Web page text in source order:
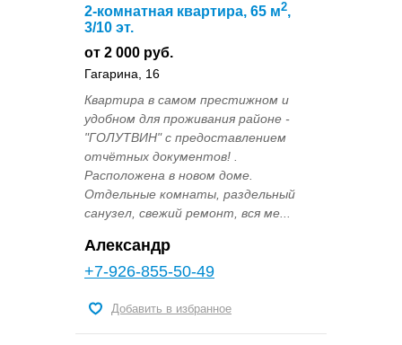
2-комнатная квартира, 65 м2,
3/10 эт.
от 2 000 руб.
Гагарина, 16
Квартира в самом престижном и
удобном для проживания районе -
"ГОЛУТВИН" с предоставлением
отчётных документов! .
Расположена в новом доме.
Отдельные комнаты, раздельный
санузел, свежий ремонт, вся ме...
Александр
+7-926-855-50-49
Добавить в избранное